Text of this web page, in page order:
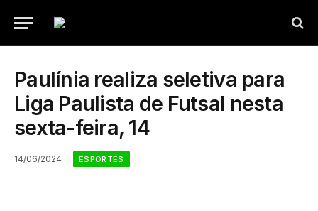
Paulínia realiza seletiva para
Liga Paulista de Futsal nesta
sexta-feira, 14
14/06/2024 ESPORTES